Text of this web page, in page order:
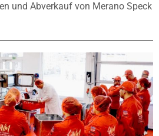
und Abverkauf von Merano Speck